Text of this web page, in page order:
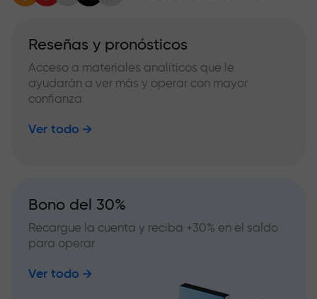
Reseñas y pronósticos
Acceso a materiales analíticos que le
ayudarán a ver más y operar con mayor
confianza
Ver todo
Bono del 30%
Recargue la cuenta y reciba +30% en el saldo
para operar
Ver todo